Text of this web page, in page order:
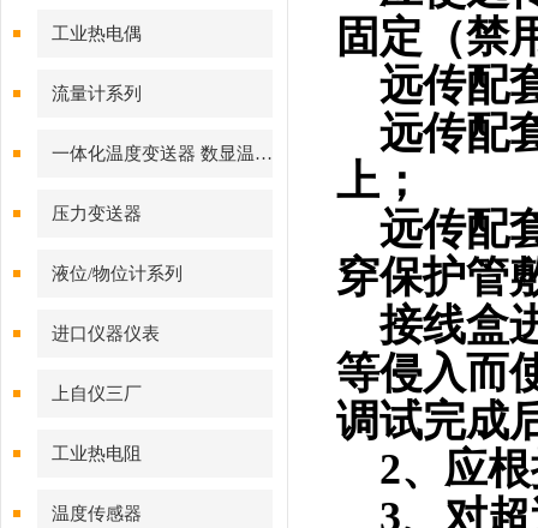
工业热电偶
流量计系列
一体化温度变送器 数显温度计
压力变送器
液位/物位计系列
进口仪器仪表
上自仪三厂
工业热电阻
温度传感器
固定（禁
远传配
远传配
上；
远传配
穿保护管
接线盒
等侵入而
调试完成
2、应根
3、对超